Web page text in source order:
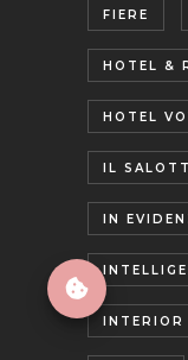
FIERE
HOTEL &
HOTEL
IL
IN
INTERIOR